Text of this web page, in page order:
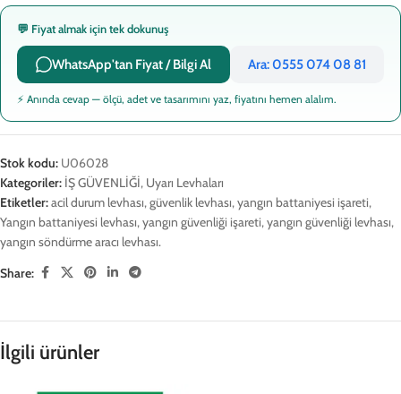
💬 Fiyat almak için tek dokunuş
WhatsApp'tan Fiyat / Bilgi Al Ara: 0555 074 08 81
⚡ Anında cevap — ölçü, adet ve tasarımını yaz, fiyatını hemen alalım.
Stok kodu: U06028
Kategoriler: İŞ GÜVENLİĞİ, Uyarı Levhaları
Etiketler:acil durum levhası,güvenlik levhası,yangın battaniyesi işareti,
Yangın battaniyesi levhası,yangın güvenliği işareti,yangın güvenliği levhası,
yangın söndürme aracı levhası.
Share:
İlgili ürünler